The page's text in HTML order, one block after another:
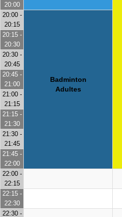
20:00
20:00 -
20:15
Badminton
Adultes
20:15 -
20:30
20:30 -
20:45
20:45 -
21:00
21:00 -
21:15
21:15 -
21:30
21:30 -
21:45
21:45 -
22:00
22:00 -
22:15
22:15 -
22:30
22:30 -